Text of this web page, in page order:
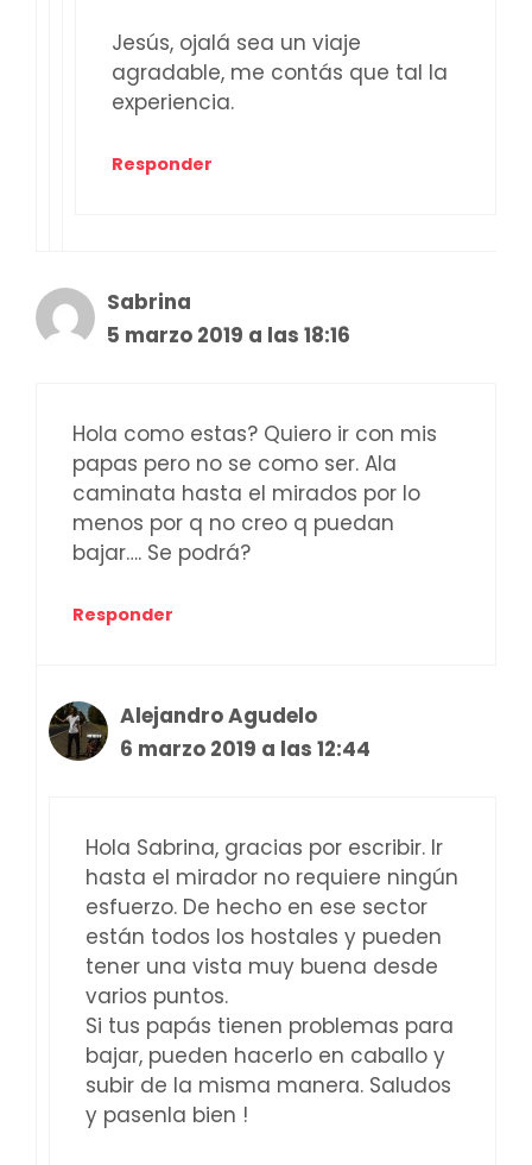
Jesús, ojalá sea un viaje
agradable, me contás que tal la
experiencia.
Responder
Sabrina
5 marzo 2019 a las 18:16
Hola como estas? Quiero ir con mis
papas pero no se como ser. Ala
caminata hasta el mirados por lo
menos por q no creo q puedan
bajar…. Se podrá?
Responder
Alejandro Agudelo
6 marzo 2019 a las 12:44
Hola Sabrina, gracias por escribir. Ir
hasta el mirador no requiere ningún
esfuerzo. De hecho en ese sector
están todos los hostales y pueden
tener una vista muy buena desde
varios puntos.
Si tus papás tienen problemas para
bajar, pueden hacerlo en caballo y
subir de la misma manera. Saludos
y pasenla bien !